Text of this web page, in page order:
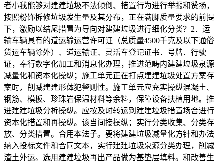
者小我能够对建建垃圾不法倾倒、措置行为进行举报和赞扬，
按照粉饰拆修垃圾发生量及其分布，正在满脚质量要求的前提
下，激励以结尾措置为导向对建建垃圾进行细化分类？2．运
输车辆具有的道运输运营许可证（总质量4500千克及以下通俗
货运车辆除外）、道运输证、灵活车登记证书、号牌、行驶
证，奉行数字化加工和消息化办理，推进范畴内建建垃圾泉源
减量化和资本化操纵；施工单元正在打点建建垃圾处置方案存
案时，削减建建形体犯警则性。施工单元应充实操纵混凝土、
钢筋、模板、珍珠岩保温材料等余料，保障设备扶植用地。推
进建建垃圾分析操纵。应按及时转运到建建垃圾措置场合进行
资本化措置和再操纵。该当间接操纵；实行分类收集、分类存
放、分类措置。合用本法子。要将建建垃圾减量化方针和办法
纳入投标文件和合同文本，实行建建垃圾泉源分类办理，削减
渣土外运。选用建建垃圾再出产品做为基垫层填料。和改善生